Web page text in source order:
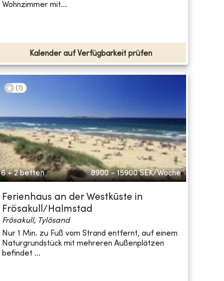
Wohnzimmer mit...
Kalender auf Verfügbarkeit prüfen
(1 )
6 + 2 betten 8900 - 15900 SEK/Woche
Ferienhaus an der Westküste in
Frösakull/Halmstad
Frösakull, Tylösand
Nur 1 Min. zu Fuß vom Strand entfernt, auf einem
Naturgrundstück mit mehreren Außenplätzen
befindet ...